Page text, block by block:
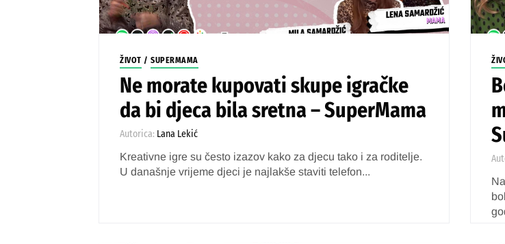
ŽIVOT /SUPERMAMA
Ne morate kupovati skupe igračke
da bi djeca bila sretna – SuperMama
Autorica: Lana Lekić
Kreativne igre su često izazov kako za djecu tako i za roditelje.
U današnje vrijeme djeci je najlakše staviti telefon...